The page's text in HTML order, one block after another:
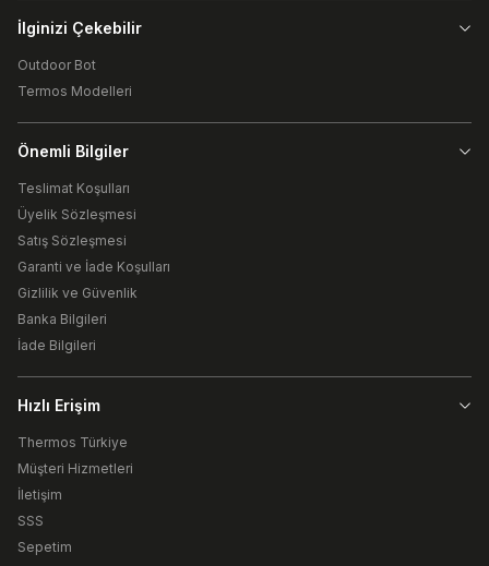
İlginizi Çekebilir
Outdoor Bot
Termos Modelleri
Önemli Bilgiler
Teslimat Koşulları
Üyelik Sözleşmesi
Satış Sözleşmesi
Garanti ve İade Koşulları
Gizlilik ve Güvenlik
Banka Bilgileri
İade Bilgileri
Hızlı Erişim
Thermos Türkiye
Müşteri Hizmetleri
İletişim
SSS
Sepetim